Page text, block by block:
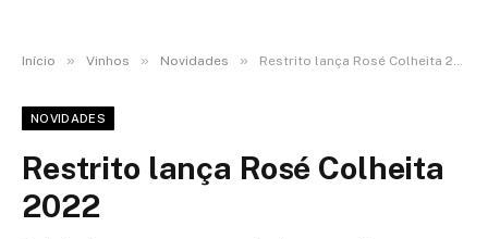
Início » Vinhos » Novidades » Restrito lança Rosé Colheita 2022
NOVIDADES
Restrito lança Rosé Colheita
2022